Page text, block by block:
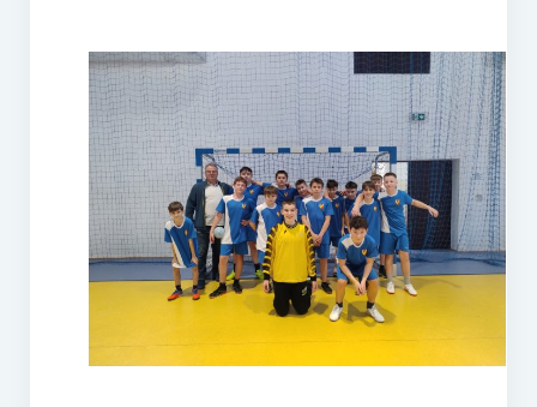
Poczta szkolna
Dziennik elektroniczny
e-Rada
Logowanie